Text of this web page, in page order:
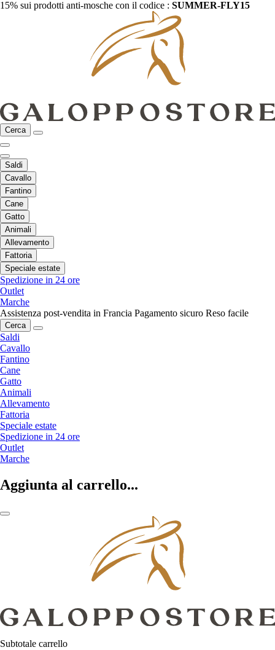
15% sui prodotti anti-mosche con il codice : SUMMER-FLY15
Cerca
Saldi
Cavallo
Fantino
Cane
Gatto
Animali
Allevamento
Fattoria
Speciale estate
Spedizione in 24 ore
Outlet
Marche
Assistenza post-vendita in Francia Pagamento sicuro Reso facile
Cerca
Saldi
Cavallo
Fantino
Cane
Gatto
Animali
Allevamento
Fattoria
Speciale estate
Spedizione in 24 ore
Outlet
Marche
Aggiunta al carrello...
Subtotale carrello